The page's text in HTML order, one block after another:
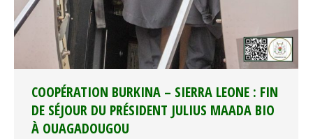
COOPÉRATION BURKINA – SIERRA LEONE : FIN
DE SÉJOUR DU PRÉSIDENT JULIUS MAADA BIO
À OUAGADOUGOU